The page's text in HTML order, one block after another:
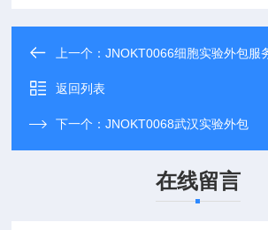
上一个：JNOKT0066细胞实验外包服
返回列表
下一个：JNOKT0068武汉实验外包
在线留言